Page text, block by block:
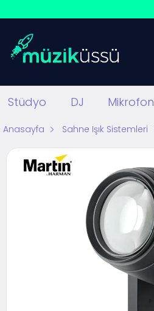
Stüdyo DJ Mikrofon
Anasayfa Sahne Işık Sistemleri